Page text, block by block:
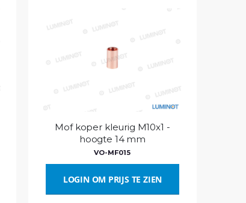
Mof koper kleurig M10x1 -
hoogte 14 mm
VO-MF015
LOGIN OM PRIJS TE ZIEN